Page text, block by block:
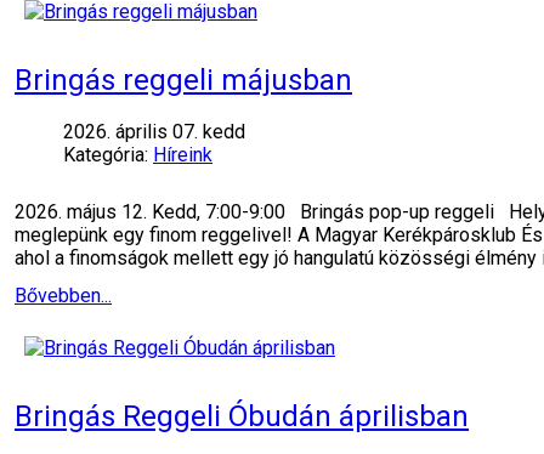
Bringás reggeli májusban
2026. április 07. kedd
Kategória: Híreink
2026. május 12. Kedd, 7:00-9:00 Bringás pop-up reggeli
meglepünk egy finom reggelivel! A Magyar Kerékpárosklub
ahol a finomságok mellett egy jó hangulatú közösségi élmény
Bővebben...
Bringás Reggeli Óbudán áprilisban